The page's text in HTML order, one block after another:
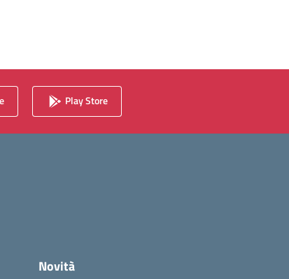
Play Store
Novità